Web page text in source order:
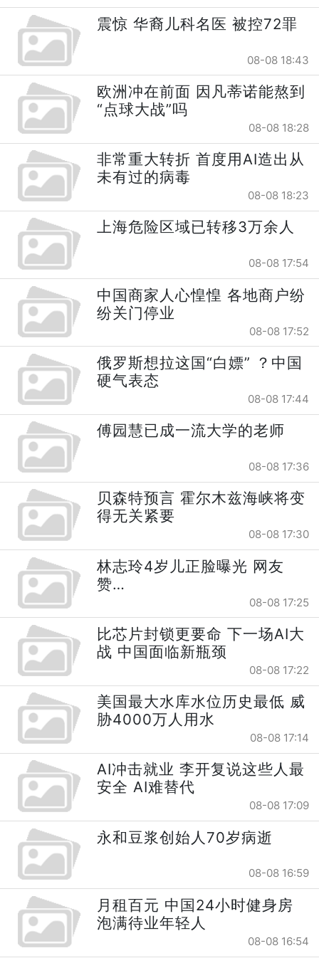
震惊 华裔儿科名医 被控72罪
08-08 18:43
欧洲冲在前面 因凡蒂诺能熬到
“点球大战”吗
08-08 18:28
非常重大转折 首度用AI造出从
未有过的病毒
08-08 18:23
上海危险区域已转移3万余人
08-08 17:54
中国商家人心惶惶 各地商户纷
纷关门停业
08-08 17:52
俄罗斯想拉这国“白嫖” ？中国
硬气表态
08-08 17:44
傅园慧已成一流大学的老师
08-08 17:36
贝森特预言 霍尔木兹海峡将变
得无关紧要
08-08 17:30
林志玲4岁儿正脸曝光 网友
赞…
08-08 17:25
比芯片封锁更要命 下一场AI大
战 中国面临新瓶颈
08-08 17:22
美国最大水库水位历史最低 威
胁4000万人用水
08-08 17:14
AI冲击就业 李开复说这些人最
安全 AI难替代
08-08 17:09
永和豆浆创始人70岁病逝
08-08 16:59
月租百元 中国24小时健身房
泡满待业年轻人
08-08 16:54